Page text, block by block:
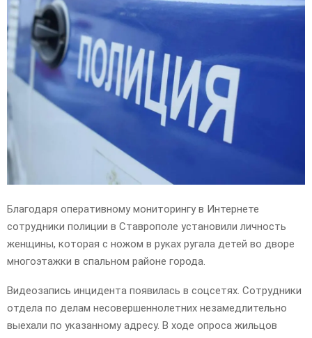
E
N
Благодаря оперативному мониторингу в Интернете
сотрудники полиции в Ставрополе установили личность
женщины, которая с ножом в руках ругала детей во дворе
многоэтажки в спальном районе города.
Видеозапись инцидента появилась в соцсетях. Сотрудники
отдела по делам несовершеннолетних незамедлительно
выехали по указанному адресу. В ходе опроса жильцов